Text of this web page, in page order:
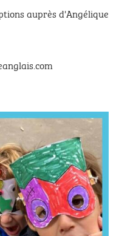
auprès d'Angélique